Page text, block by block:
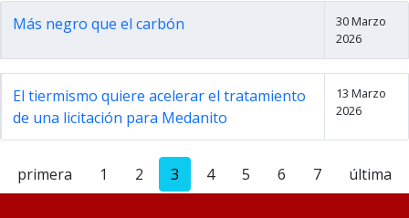
Más negro que el carbón
30 Marzo
2026
El tiermismo quiere acelerar el tratamiento
de una licitación para Medanito
13 Marzo
2026
primera 1 2 3 4 5 6 7 última